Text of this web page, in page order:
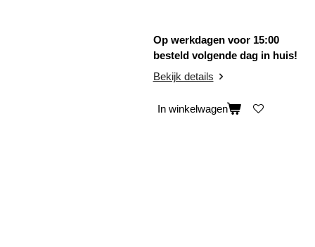
Op werkdagen voor 15:00
besteld volgende dag in huis!
Bekijk details
In winkelwagen